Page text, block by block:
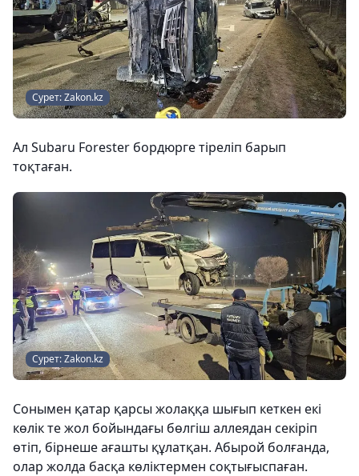
Сурет: Zakon.kz
Ал Subaru Forester бордюрге тіреліп барып
тоқтаған.
Сурет: Zakon.kz
Сонымен қатар қарсы жолаққа шығып кеткен екі
көлік те жол бойындағы бөлгіш аллеядан секіріп
өтіп, бірнеше ағашты құлатқан. Абырой болғанда,
олар жолда басқа көліктермен соқтығыспаған.